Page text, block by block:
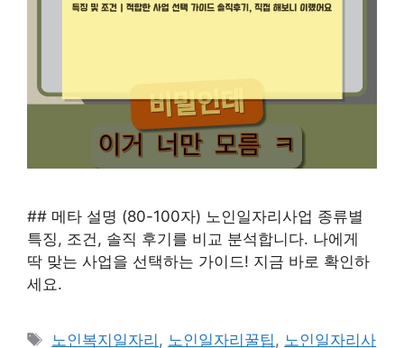
## 메타 설명 (80-100자) 노인일자리사업 종류별
특징, 조건, 솔직 후기를 비교 분석합니다. 나에게
딱 맞는 사업을 선택하는 가이드! 지금 바로 확인하
세요.
태
노인복지일자리 , 노인일자리꿀팁 , 노인일자리사